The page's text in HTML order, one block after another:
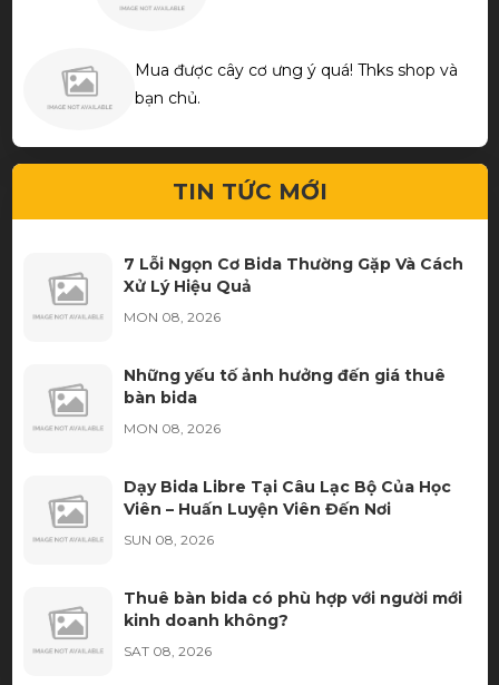
Mua được cây cơ ưng ý quá! Thks shop và
bạn chủ.
TIN TỨC MỚI
7 Lỗi Ngọn Cơ Bida Thường Gặp Và Cách
Xử Lý Hiệu Quả
MON 08, 2026
Những yếu tố ảnh hưởng đến giá thuê
bàn bida
MON 08, 2026
Dạy Bida Libre Tại Câu Lạc Bộ Của Học
Viên – Huấn Luyện Viên Đến Nơi
SUN 08, 2026
Thuê bàn bida có phù hợp với người mới
kinh doanh không?
SAT 08, 2026